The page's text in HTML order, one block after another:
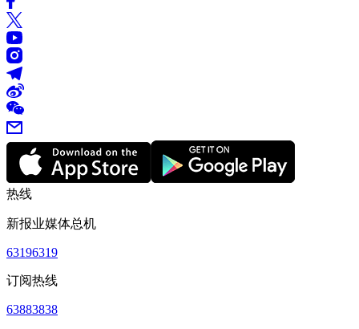
热线
新报业媒体总机
63196319
订阅热线
63883838